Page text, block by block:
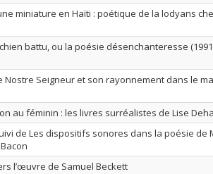
miniature en Haïti : poétique de la lodyans
battu, ou la poésie désenchanteresse
Nostre Seigneur et son rayonnement dans le
au féminin : les livres surréalistes de Lise
de Les dispositifs sonores dans la poésie de
l’œuvre de Samuel Beckett